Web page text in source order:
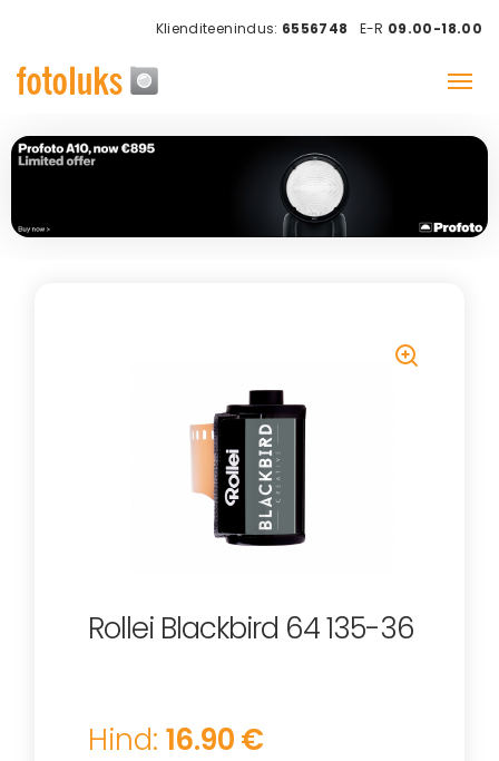
Klienditeenindus: 6556748 E-R 09.00-18.00
Rollei Blackbird 64 135-36
Hind: 16.90 €